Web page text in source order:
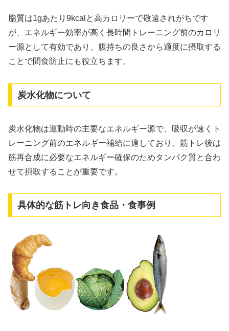
脂質は1gあたり9kcalと高カロリーで敬遠されがちです
が、エネルギー効率が高く長時間トレーニング前のカロリ
ー源として有効であり、腹持ちの良さから適度に摂取する
ことで間食防止にも役立ちます。
炭水化物について
炭水化物は運動時の主要なエネルギー源で、吸収が速くト
レーニング前のエネルギー補給に適しており、筋トレ後は
筋再合成に必要なエネルギー確保のためタンパク質と合わ
せて摂取することが重要です。
具体的な筋トレ向き食品・食事例